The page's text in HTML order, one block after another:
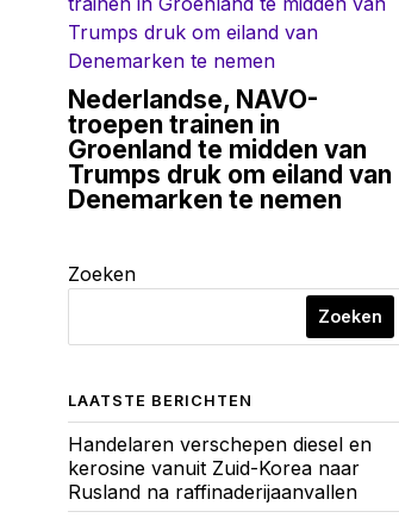
Nederlandse, NAVO-
troepen trainen in
Groenland te midden van
Trumps druk om eiland van
Denemarken te nemen
Zoeken
Zoeken
LAATSTE BERICHTEN
Handelaren verschepen diesel en
kerosine vanuit Zuid-Korea naar
Rusland na raffinaderijaanvallen